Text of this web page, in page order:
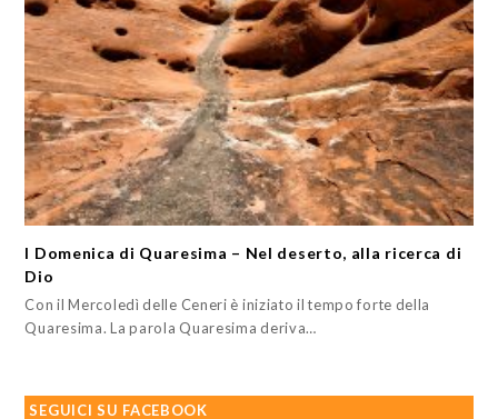
I Domenica di Quaresima – Nel deserto, alla ricerca di
Dio
Con il Mercoledì delle Ceneri è iniziato il tempo forte della
Quaresima. La parola Quaresima deriva…
SEGUICI SU FACEBOOK